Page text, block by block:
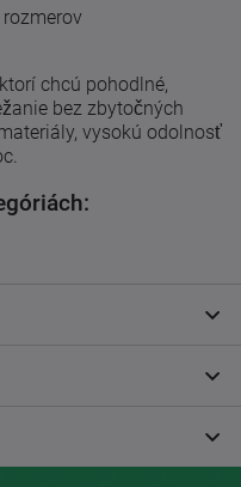
chcú pohodlné,
bez zbytočných
vysokú odolnosť